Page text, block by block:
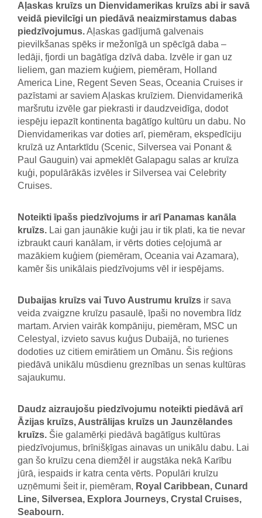
Aļaskas kruīzs un Dienvidamerikas kruīzs abi ir savā
veidā pievilcīgi un piedāvā neaizmirstamus dabas
piedzīvojumus.Aļaskas gadījumā galvenais
pievilkšanas spēks ir mežonīgā un spēcīgā daba –
ledāji, fjordi un bagātīga dzīvā daba. Izvēle ir gan uz
lieliem, gan maziem kuģiem, piemēram, Holland
America Line, Regent Seven Seas, Oceania Cruises ir
pazīstami ar saviem Aļaskas kruīziem. Dienvidamerikā
maršrutu izvēle gar piekrasti ir daudzveidīga, dodot
iespēju iepazīt kontinenta bagātīgo kultūru un dabu. No
Dienvidamerikas var doties arī, piemēram, ekspedīciju
kruīzā uz Antarktīdu (Scenic, Silversea vai Ponant &
Paul Gauguin) vai apmeklēt Galapagu salas ar kruīza
kuģi, populārākās izvēles ir Silversea vai Celebrity
Cruises.
Noteikti īpašs piedzīvojums ir arī Panamas kanāla
kruīzs. Lai gan jaunākie kuģi jau ir tik plati, ka tie nevar
izbraukt cauri kanālam, ir vērts doties ceļojumā ar
mazākiem kuģiem (piemēram, Oceania vai Azamara),
kamēr šis unikālais piedzīvojums vēl ir iespējams.
Dubaijas kruīzs vai Tuvo Austrumu kruīzs ir sava
veida zvaigzne kruīzu pasaulē, īpaši no novembra līdz
martam. Arvien vairāk kompāniju, piemēram, MSC un
Celestyal, izvieto savus kuģus Dubaijā, no turienes
dodoties uz citiem emirātiem un Omānu. Šis reģions
piedāvā unikālu mūsdienu greznības un senas kultūras
sajaukumu.
Daudz aizraujošu piedzīvojumu noteikti piedāvā arī
Āzijas kruīzs, Austrālijas kruīzs un Jaunzēlandes
kruīzs. Šie galamērķi piedāvā bagātīgus kultūras
piedzīvojumus, brīnišķīgas ainavas un unikālu dabu. Lai
gan šo kruīzu cena diemžēl ir augstāka nekā Karību
jūrā, iespaids ir katra centa vērts. Populāri kruīzu
uzņēmumi šeit ir, piemēram, Royal Caribbean, Cunard
Line, Silversea, Explora Journeys, Crystal Cruises,
Seabourn.